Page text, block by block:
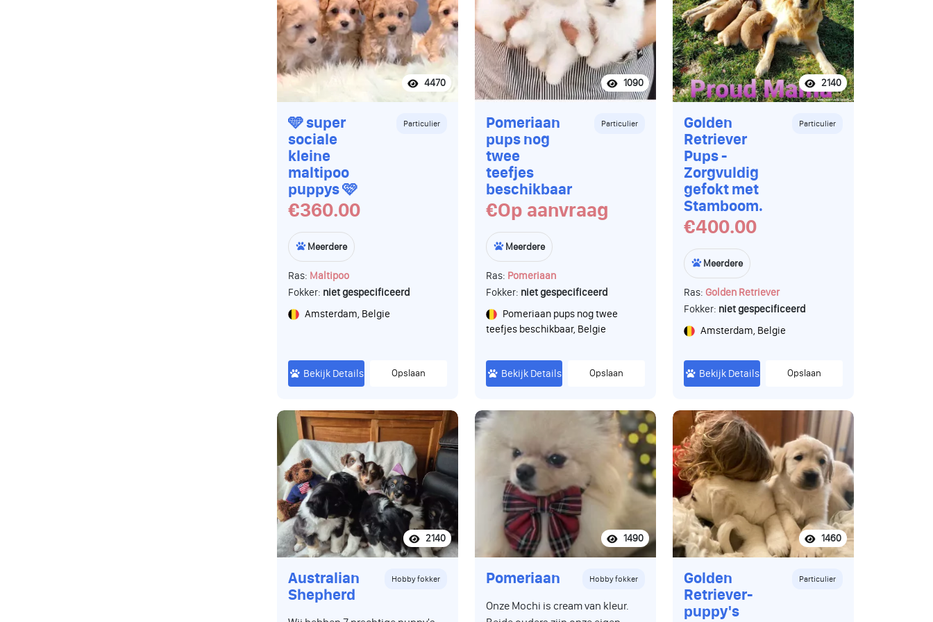
naar 0471/25.40.38. Dit is de
nummer van ons baasje, Inneke.
Tot later, poot, de pups
4470
🩵 super
sociale
kleine
maltipoo
puppys 🩷
Particulier
€360.00
Meerdere
Ras: Maltipoo
Fokker: niet gespecificeerd
Amsterdam, Belgie
Bekijk Details Opslaan
1090
Pomeriaan
pups nog
twee
teefjes
beschikbaar
Particulier
€Op aanvraag
Meerdere
Ras: Pomeriaan
Fokker: niet gespecificeerd
Pomeriaan pups nog twee
teefjes beschikbaar, Belgie
Bekijk Details Opslaan
2140
Golden
Retriever
Pups -
Zorgvuldig
gefokt met
Stamboom.
Particulier
€400.00
Meerdere
Ras: Golden Retriever
Fokker: niet gespecificeerd
Amsterdam, Belgie
Bekijk Details Opslaan
2140
Australian
Shepherd
Hobby fokker
1490
Pomeriaan Hobby fokker
Onze Mochi is cream van kleur.
1460
Golden
Retriever-
puppy's
Particulier